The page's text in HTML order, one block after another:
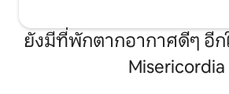
ผ้าลินินธรรมชาติสีขาวเปลี่ยนเป็นเตียง
ขนาดใหญ่ขนาด 160x200 Wi-Fi ความเร็
เครื่องปรับอากาศผลิตโดย Airzone จึง
สามารถควบคุมอุณหภูมิที่เหมาะสมในแต่ล
ยังมีที่พักตากอากาศดีๆ อีก
Misericordia